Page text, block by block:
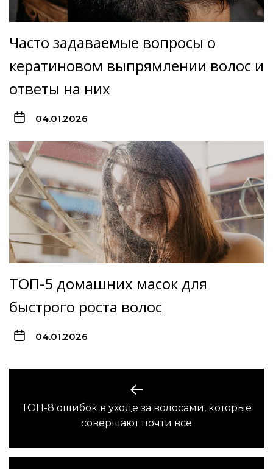
Часто задаваемые вопросы о
кератиновом выпрямлении волос и
ответы на них
04.01.2026
ТОП-5 домашних масок для
быстрого роста волос
04.01.2026
по
Предыдущая
запись:
ТОП-8 ошибок в уходе за волосами, которые
совершают почти все